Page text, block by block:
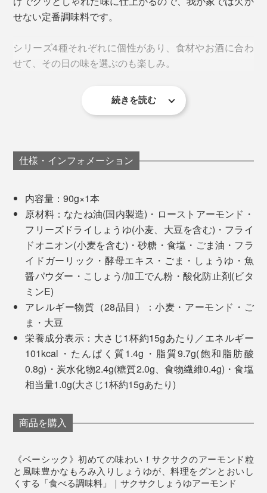
といっしょに、ご飯にのっければ、「白身魚のサクサク
しょうゆアーモンド丼」に。
どちらもカンタンなのに、一品だけで、ごちそうになり
ます。
おもしろい使い方として、パンやご飯、パスタといっ
た、主食にかけてもおいしい！
凍らせた後も、真空乾燥させていく過程で、溶けてしま
イしょうゆは、完成しました。
プ。しょうゆもろみは、しょうゆを搾る前のペースト
状、つまり、“しょうゆの素”です。
発酵させた大豆や小麦がそのまま残っているので、普通
のしょうゆとくらべて、風味が濃厚で、奥深い味わ
い……しょうゆをつくる蔵元しか知らなかった味を、活
かしているので、新鮮な味わいです。
このフリーズドライしょうゆに、近年、注目を集めてい
モンド』。
せない定番調味料です。
シリーズ4種それぞれに個性があり、食材やお酒に合わ
せて、その日の味を選ぶのも楽しみ。
「ペッパー＆スモーク」は、ビールやハイボールにぴっ
たり。燻製の香りとこしょうのパンチで、ヘルシー食材
もわんぱくな味わいに。そのままつまんでお酒のおとも
にも。
「塩糀レモン・カシューナッツ」には、白ワインやスパ
ークリングワインを。レモンの爽やかさと旨味が同時に
くるので、暑い時期でも食欲をそそります。
「トリュフ風味」は、軽めの赤ワインや熟成した白ワイ
おしゃれなビストロ風に。おうちで非日常を味わえま
す。
続きを読む
仕様・インフォメーション
内容量：90g×1本
原材料：なたね油(国内製造)・ローストアーモンド・
フリーズドライしょうゆ(小麦、大豆を含む)・フライ
ドオニオン(小麦を含む)・砂糖・食塩・ごま油・フラ
イドガーリック・酵母エキス・ごま・しょうゆ・魚
醤パウダー・こしょう/加工でん粉・酸化防止剤(ビタ
ミンE)
アレルギー物質（28品目）：小麦・アーモンド・ご
ま・大豆
栄養成分表示：大さじ1杯約15gあたり／エネルギー
101kcal・たんぱく質1.4g・脂質9.7g(飽和脂肪酸
0.8g)・炭水化物2.4g(糖質2.0g、食物繊維0.4g)・食塩
相当量1.0g(大さじ1杯約15gあたり)
商品を購入
《ベーシック》初めての味わい！サクサクのアーモンド粒
と風味豊かなもろみ入りしょうゆが、料理をグンとおいし
くする「食べる調味料」｜サクサクしょうゆアーモンド